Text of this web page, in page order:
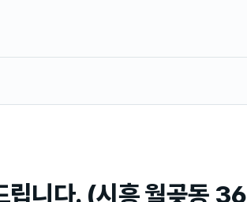
립니다. (시흥 월곶동 36